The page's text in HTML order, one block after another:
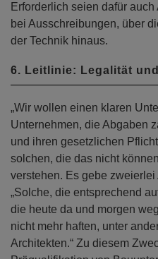
Erforderlich seien dafür
bei Ausschreibungen, über
der Technik hinaus.
6. Leitlinie: Legalität
„Wir wollen einen klaren
Unternehmen, die Abgaben
und ihren gesetzlichen
solchen, die das nicht
verstehen. Es gebe
„Solche, die entsprechend
die heute da und morgen
nicht mehr haften, unter
Architekten.“ Zu diesem